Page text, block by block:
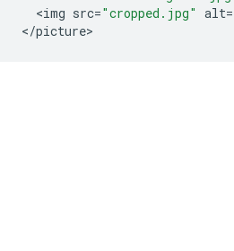
<img src="cropped.jpg" alt=
</picture